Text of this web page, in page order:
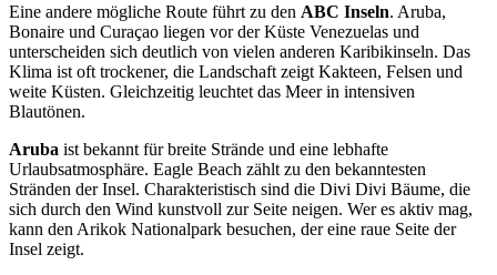
Eine andere mögliche Route führt zu den ABC Inseln. Aruba,
Bonaire und Curaçao liegen vor der Küste Venezuelas und
unterscheiden sich deutlich von vielen anderen Karibikinseln. Das
Klima ist oft trockener, die Landschaft zeigt Kakteen, Felsen und
weite Küsten. Gleichzeitig leuchtet das Meer in intensiven
Blautönen.
Aruba ist bekannt für breite Strände und eine lebhafte
Urlaubsatmosphäre. Eagle Beach zählt zu den bekanntesten
Stränden der Insel. Charakteristisch sind die Divi Divi Bäume, die
sich durch den Wind kunstvoll zur Seite neigen. Wer es aktiv mag,
kann den Arikok Nationalpark besuchen, der eine raue Seite der
Insel zeigt.